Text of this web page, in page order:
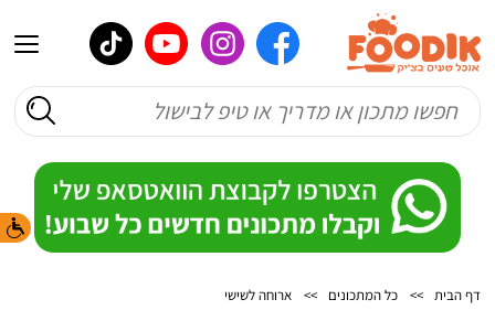
דף הבית >> כל המתכונים >> ארוחה לשישי